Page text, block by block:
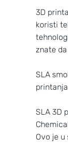
3D
koristi
znate
SLA
SLA 3D
Ovo je